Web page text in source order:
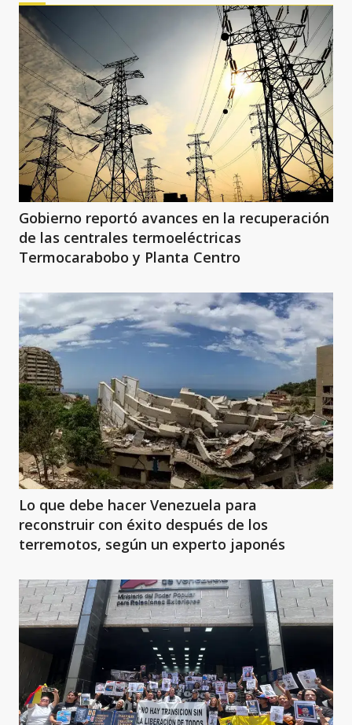
Gobierno reportó avances en la recuperación
de las centrales termoeléctricas
Termocarabobo y Planta Centro
Lo que debe hacer Venezuela para
reconstruir con éxito después de los
terremotos, según un experto japonés